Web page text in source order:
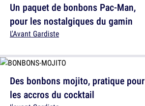
Des bonbons mojito, pratique pour
les accros du cocktail
Un paquet de bonbons Pac-Man,
pour les nostalgiques du gamin
L'Avant Gardiste